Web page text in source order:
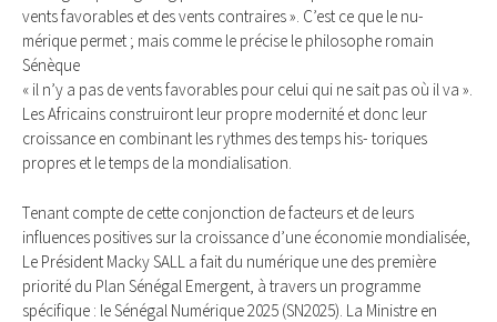
vents favorables et des vents contraires ». C’est ce que le nu-
mérique permet ; mais comme le précise le philosophe romain
Sénèque
« il n’y a pas de vents favorables pour celui qui ne sait pas où il va ».
Les Africains construiront leur propre modernité et donc leur
croissance en combinant les rythmes des temps his- toriques
propres et le temps de la mondialisation.
Tenant compte de cette conjonction de facteurs et de leurs
influences positives sur la croissance d’une économie mondialisée,
Le Président Macky SALL a fait du numérique une des première
priorité du Plan Sénégal Emergent, à travers un programme
spécifique : le Sénégal Numérique 2025 (SN2025). La Ministre en